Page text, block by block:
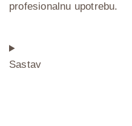
profesionalnu upotrebu.
Sastav